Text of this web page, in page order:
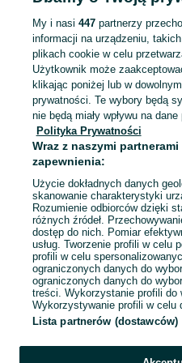
Mapa ministron
Popularne wyszukiwania
My i nasi 447partnerzy
informacji na urządzeniu,
plikach cookie w celu
Użytkownik może
klikając poniżej lub w
prywatności. Te wybory będą
nie będą miały wpływu na
Polityka Prywatności
Wraz z naszymi
zapewnienia:
Użycie dokładnych danych
skanowanie charakterystyki
Rozumienie odbiorców dzięki
różnych źródeł.
dostęp do nich. Pomiar
usług. Tworzenie profili w celu
profili w celu
ograniczonych danych do
ograniczonych danych do
treści. Wykorzystanie profili do
Wykorzystywanie profili w celu
Lista partnerów (dostawców)